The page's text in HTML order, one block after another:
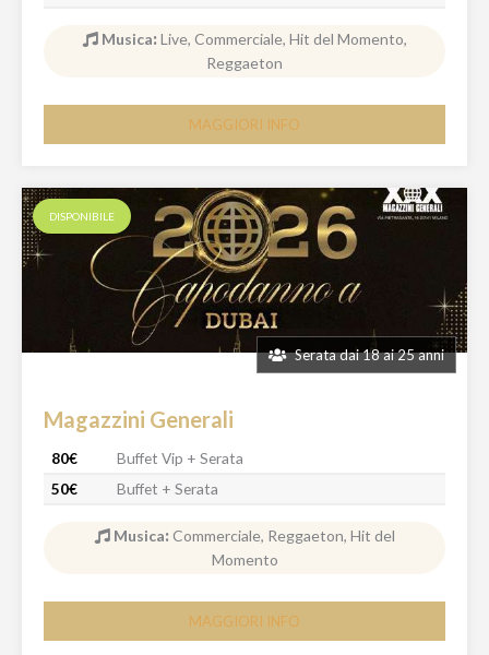
Musica: Live, Commerciale, Hit del Momento,
Reggaeton
MAGGIORI INFO
Serata dai 18 ai 25 anni
DISPONIBILE
Magazzini Generali
80€
Buffet Vip + Serata
50€
Buffet + Serata
Musica: Commerciale, Reggaeton, Hit del
Momento
MAGGIORI INFO